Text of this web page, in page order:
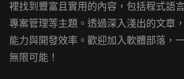
裡找到豐富且實用的內容，包括程式語
專案管理等主題。透過深入淺出的文章
能力與開發效率。歡迎加入軟體部落，
無限可能！